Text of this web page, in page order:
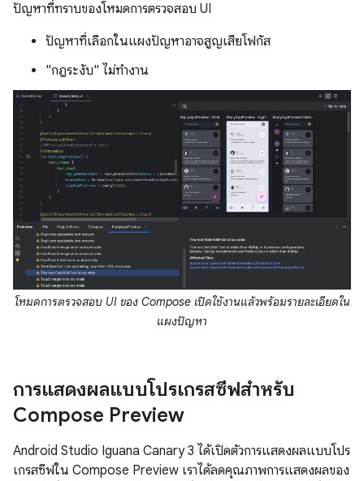
ปัญหาที่ทราบของโหมดการตรวจสอบ UI
ปัญหาที่เลือกในแผงปัญหาอาจสูญเสียโฟกัส
"กฎระงับ" ไม่ทำงาน
โหมดการตรวจสอบ UI ของ Compose เปิดใช้งานแล้วพร้อมรายละเอียดใน
แผงปัญหา
การแสดงผลแบบโปรเกรสซีฟสำหรับ
Compose Preview
Android Studio Iguana Canary 3 ได้เปิดตัวการแสดงผลแบบโปร
เกรสซีฟใน Compose Preview เราได้ลดคุณภาพการแสดงผลของ